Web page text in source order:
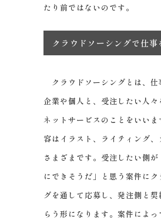
たり前ではないのです。
クラウドソーシングで仕事
クラウドソーシングとは、仕
企業や個人と、受注したい人
ネットサービスのことをいい
容はイラスト、ライティング
さまざまです。受注したい側
にできそうだ」と思う案件に
グを通して応募し、発注側と契
らう形になります。案件によ